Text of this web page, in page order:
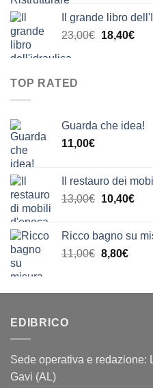
da
Il grande libro
23,00€ Il
18,40€Il
TOP RATED
Guarda che idea!
11,00€
Il restauro dei
13,00€ Il
era:
13,00€.
10,40€Il
è:
Ricco bagno su
11,00€ Il
era:
8,80€Il
è:
EDIBRICO
Sede operativa e redazione:
Gavi (AL)